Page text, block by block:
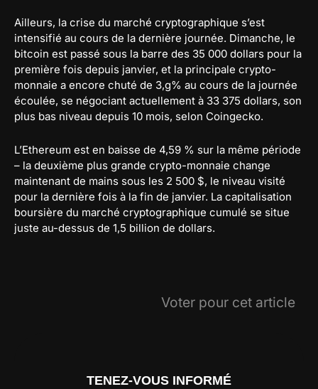
Ailleurs, la crise du marché cryptographique s’est
intensifié au cours de la dernière journée. Dimanche, le
bitcoin est passé sous la barre des 35 000 dollars pour la
première fois depuis janvier, et la principale crypto-
monnaie a encore chuté de 3,g% au cours de la journée
écoulée, se négociant actuellement à 33 375 dollars, son
plus bas niveau depuis 10 mois, selon Coingecko.
L’Ethereum est en baisse de 4,59 % sur la même période
– la deuxième plus grande crypto-monnaie change
maintenant de mains sous les 2 500 $, le niveau visité
pour la dernière fois à la fin de janvier. La capitalisation
boursière du marché cryptographique cumulé se situe
juste au-dessus de 1,5 billion de dollars.
Voter pour cet article
TENEZ-VOUS INFORMÉ